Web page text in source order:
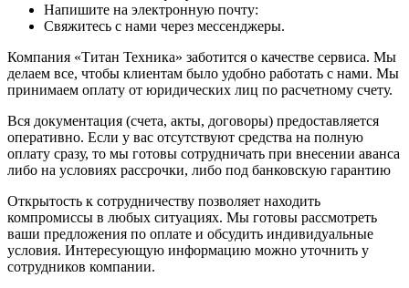
Напишите на электронную почту:
Свяжитесь с нами через мессенджеры.
Компания «Титан Техника» заботится о качестве сервиса. Мы
делаем все, чтобы клиентам было удобно работать с нами. Мы
принимаем оплату от юридических лиц по расчетному счету.
Вся документация (счета, акты, договоры) предоставляется
оперативно. Если у вас отсутствуют средства на полную
оплату сразу, то мы готовы сотрудничать при внесении аванса
либо на условиях рассрочки, либо под банковскую гарантию
Открытость к сотрудничеству позволяет находить
компромиссы в любых ситуациях. Мы готовы рассмотреть
ваши предложения по оплате и обсудить индивидуальные
условия. Интересующую информацию можно уточнить у
сотрудников компании.